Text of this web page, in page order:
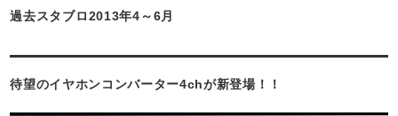
過去スタブロ2013年4～6月
待望のイヤホンコンバーター4chが新登場！！